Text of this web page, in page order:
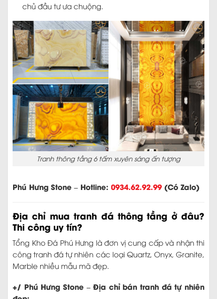
chủ đầu tư ưa chuộng.
Tranh thông tầng 6 tấm xuyên sáng ấn tượng
Phú Hưng Stone – Hotline: 0934.62.92.99 (Có Zalo)
Địa chỉ mua tranh đá thông tầng ở đâu?
Thi công uy tín?
Tổng Kho Đá Phú Hưng là đơn vị cung cấp và nhận thi
công tranh đá tự nhiên các loại Quartz, Onyx, Granite,
Marble nhiều mẫu mã đẹp.
+/ Phú Hưng Stone – Địa chỉ bán tranh đá tự nhiên